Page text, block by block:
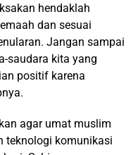
hendaklah
dan sesuai
Jangan sampai
saudara kita yang
positif karena
agar umat muslim
teknologi komunikasi